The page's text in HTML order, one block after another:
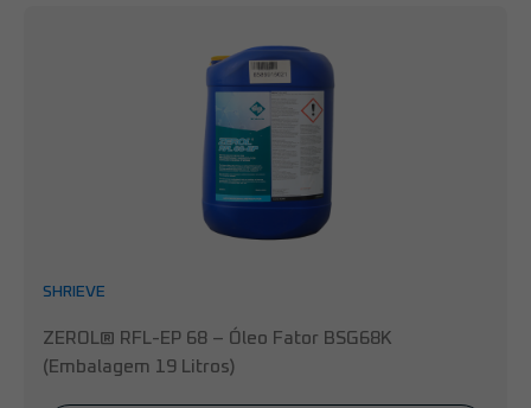
SHRIEVE
ZEROL® RFL-EP 68 – Óleo Fator BSG68K
(Embalagem 19 Litros)